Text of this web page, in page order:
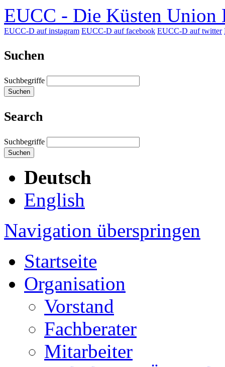
EUCC - Die Küsten Union
EUCC-D auf instagram EUCC-D auf facebook EUCC-D auf twitter
Suchen
Suchbegriffe
Suchen
Search
Suchbegriffe
Suchen
Deutsch
English
Navigation überspringen
Startseite
Organisation
Vorstand
Fachberater
Mitarbeiter